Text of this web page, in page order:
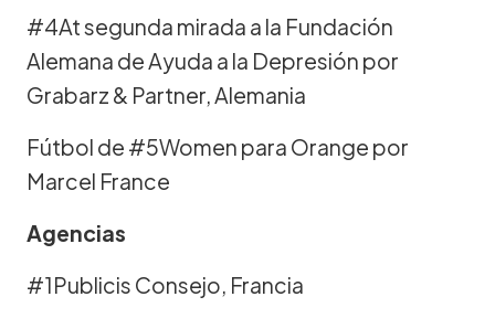
#4At segunda mirada a la Fundación
Alemana de Ayuda a la Depresión por
Grabarz & Partner, Alemania
Fútbol de #5Women para Orange por
Marcel France
Agencias
#1Publicis Consejo, Francia